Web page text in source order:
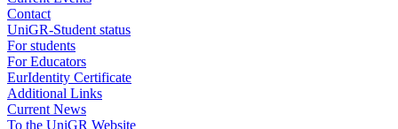
Contact
UniGR-Student status
For students
For Educators
EurIdentity Certificate
Additional Links
Current News
To the UniGR Website